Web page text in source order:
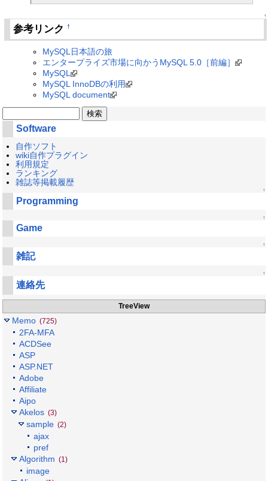
↑
参考リンク†
MySQL日本語の旅
エンタープライズ市場に向かうMySQL 5.0［前編］
MySQL
MySQL InnoDBの利用
MySQL document
Software
自作ソフト
wiki自作プラグイン
利用規定
ランキング
雑誌等掲載履歴
↑
Programming
↑
Game
↑
雑記
↑
連絡先
TreeView
Memo (725)
2FA-MFA
ACDSee
ASP
ASP.NET
Adobe
Affiliate
Aipo
Akelos (3)
sample (2)
ajax
pref
Algorithm (1)
image